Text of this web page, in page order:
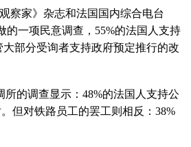
察家》杂志和法国国内综合电台
的一项民意调查，55%的法国人支持
部分受询者支持政府预定推行的改
所的调查显示：48%的法国人支持公
但对铁路员工的罢工则相反：38%